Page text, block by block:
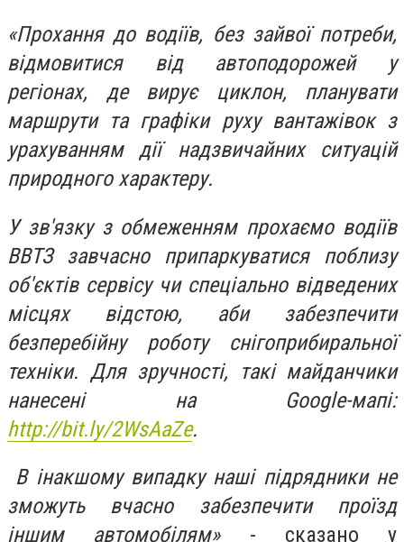
«Прохання до водіїв, без зайвої потреби,
відмовитися від автоподорожей у
регіонах, де вирує циклон, планувати
маршрути та графіки руху вантажівок з
урахуванням дії надзвичайних ситуацій
природного характеру.
У зв'язку з обмеженням прохаємо водіїв
ВВТЗ завчасно припаркуватися поблизу
об'єктів сервісу чи спеціально відведених
місцях відстою, аби забезпечити
безперебійну роботу снігоприбиральної
техніки. Для зручності, такі майданчики
нанесені на Google-мапі:
http://bit.ly/2WsAaZe.
В інакшому випадку наші підрядники не
зможуть вчасно забезпечити проїзд
іншим автомобілям»- сказано у